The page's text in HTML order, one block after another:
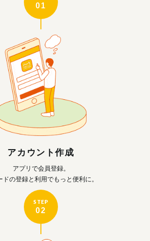
01
アカウント作成
アプリで会員登録。
ドの登録と利用でもっと便利に。
STEP
02